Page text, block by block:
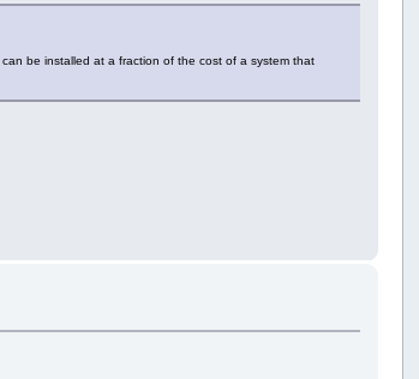
be installed at a fraction of the cost of a system that